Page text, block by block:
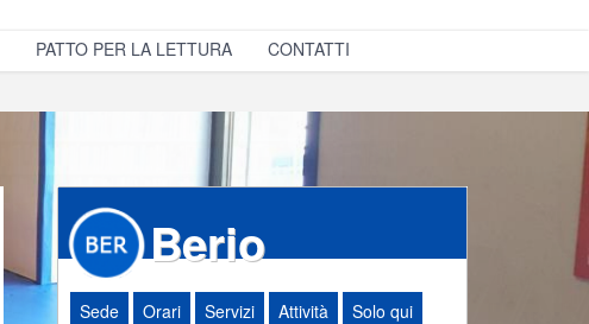
PATTO PER LA LETTURA CONTATTI
Berio
Sede Orari Servizi Attività Solo qui